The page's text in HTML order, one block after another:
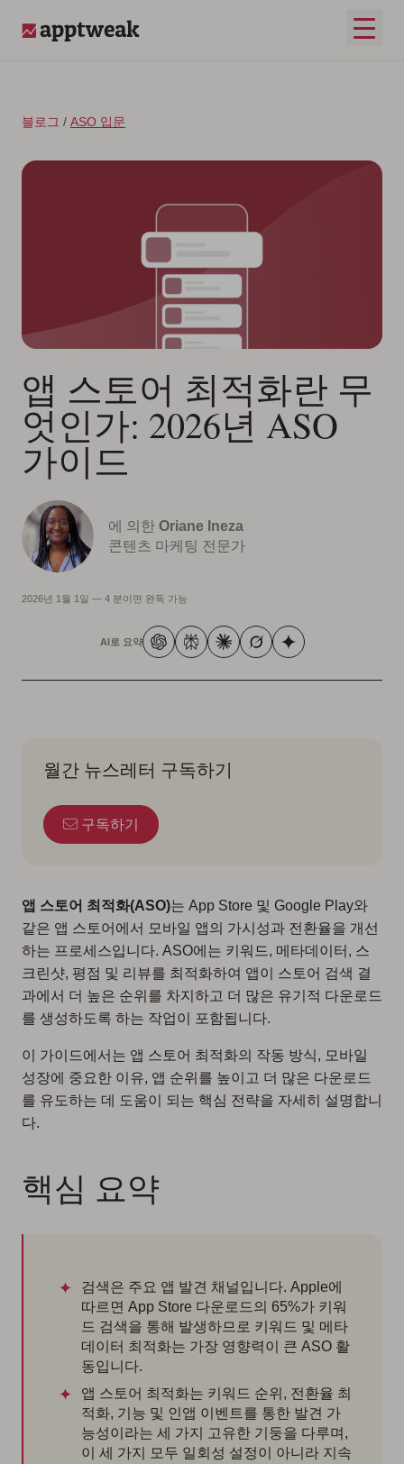
메인
블로그 / ASO 입문
앱 스토어 최적화란 무
엇인가: 2026년 ASO
가이드
에 의한 Oriane Ineza
콘텐츠 마케팅 전문가
2026년 1월 1일 — 4 분이면 완독 가능
AI로 요약
월간 뉴스레터 구독하기
구독하기
앱 스토어 최적화(ASO)는 App Store 및 Google Play와
같은 앱 스토어에서 모바일 앱의 가시성과 전환율을 개선
하는 프로세스입니다. ASO에는 키워드, 메타데이터, 스
크린샷, 평점 및 리뷰를 최적화하여 앱이 스토어 검색 결
과에서 더 높은 순위를 차지하고 더 많은 유기적 다운로드
를 생성하도록 하는 작업이 포함됩니다.
이 가이드에서는 앱 스토어 최적화의 작동 방식, 모바일
성장에 중요한 이유, 앱 순위를 높이고 더 많은 다운로드
를 유도하는 데 도움이 되는 핵심 전략을 자세히 설명합니
다.
핵심 요약
검색은 주요 앱 발견 채널입니다. Apple에
따르면 App Store 다운로드의 65%가 키워
드 검색을 통해 발생하므로 키워드 및 메타
데이터 최적화는 가장 영향력이 큰 ASO 활
동입니다.
앱 스토어 최적화는 키워드 순위, 전환율 최
적화, 기능 및 인앱 이벤트를 통한 발견 가
능성이라는 세 가지 고유한 기둥을 다루며,
이 세 가지 모두 일회성 설정이 아니라 지속